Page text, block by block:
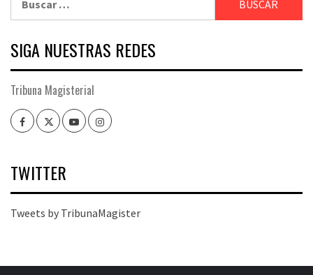
SIGA NUESTRAS REDES
Tribuna Magisterial
FacebookTwitterYoutubeInstagram
TWITTER
Tweets by TribunaMagister